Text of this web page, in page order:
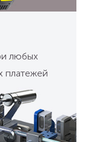
любых
платежей